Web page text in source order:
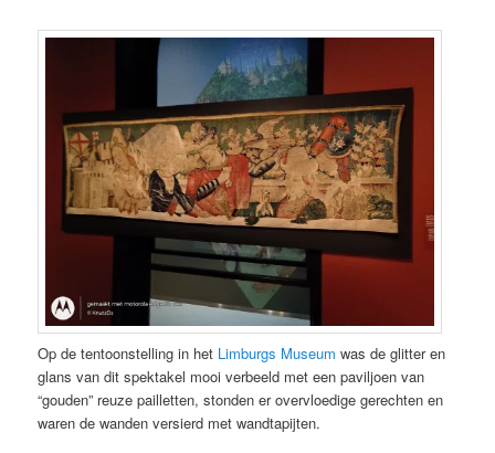
Op de tentoonstelling in het Limburgs Museum was de glitter en
glans van dit spektakel mooi verbeeld met een paviljoen van
“gouden” reuze pailletten, stonden er overvloedige gerechten en
waren de wanden versierd met wandtapijten.